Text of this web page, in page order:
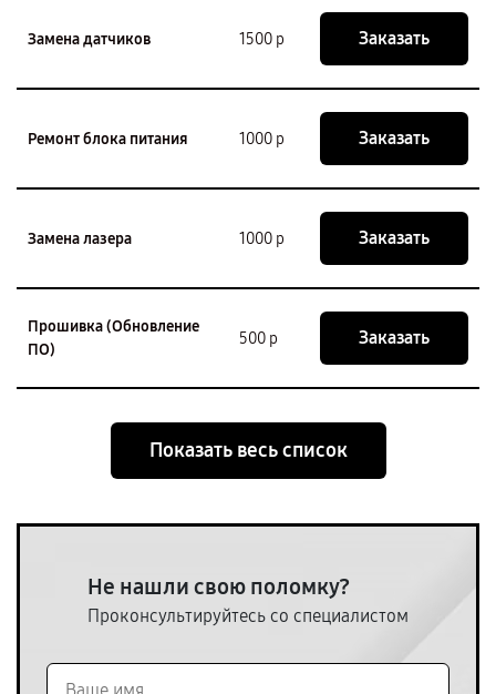
Замена датчиков 1500 р Заказать
Ремонт блока питания 1000 р Заказать
Замена лазера 1000 р Заказать
Прошивка (Обновление
ПО)
500 р Заказать
Показать весь список
Не нашли свою поломку?
Проконсультируйтесь со специалистом